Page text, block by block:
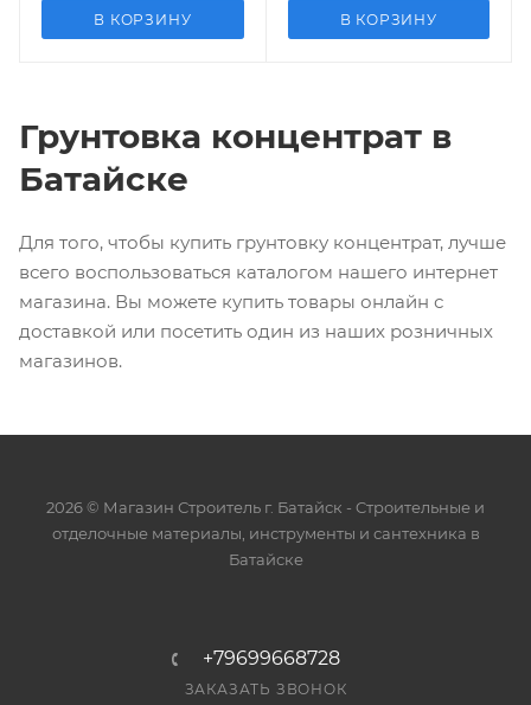
В КОРЗИНУ В КОРЗИНУ
Грунтовка концентрат в
Батайске
Для того, чтобы купить грунтовку концентрат, лучше
всего воспользоваться каталогом нашего интернет
магазина. Вы можете купить товары онлайн с
доставкой или посетить один из наших розничных
магазинов.
2026 © Магазин Строитель г. Батайск - Cтроительные и
отделочные материалы, инструменты и сантехника в
Батайске
+79699668728
ЗАКАЗАТЬ ЗВОНОК